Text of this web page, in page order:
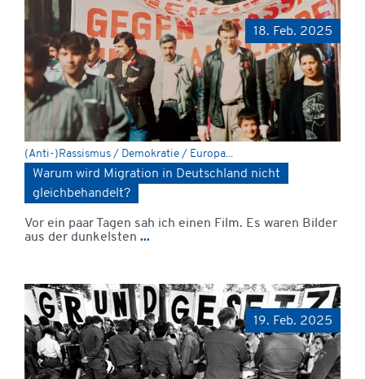
18. Feb. 2025
(Anti-)Rassismus / Demokratie / Europa...
Warum wird Migration in Deutschland nicht
gleichbehandelt?
Vor ein paar Tagen sah ich einen Film. Es waren Bilder
aus der dunkelsten ...
19. Feb. 2025